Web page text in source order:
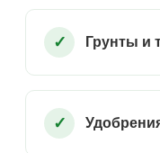
Грунты и